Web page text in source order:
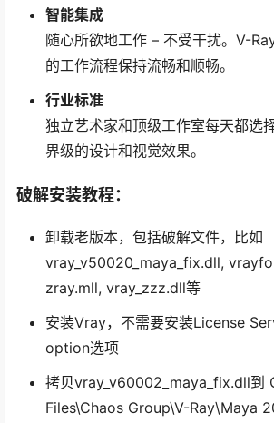
智能集成
随心所欲地工作 – 不受干扰。V-
的工作流程保持流畅和顺畅。
行业标准
独立艺术家和顶级工作室每天都选
界级的设计和视觉效果。
破解安装教程：
卸载老版本，包括破解文件，比如
vray_v50020_maya_fix.dll,
zray.mll, vray_zzz.dll等
安装Vray，不需要安装License
option选项
拷贝vray_v60002_maya_fix.dll到
Files\Chaos Group\V-Ray\Maya